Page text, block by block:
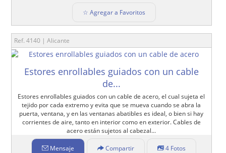
☆ Agregar a Favoritos
Ref. 4140 | Alicante
Estores enrollables guiados con un cable
de...
Estores enrollables guiados con un cable de acero, el cual sujeta el
tejido por cada extremo y evita que se mueva cuando se abra la
puerta, ventana, y en las ventanas abatibles es ideal, o bien si hay
corrientes de aire, tanto en interior como en exterior. Cables de
acero están sujetos al cabezal...
Mensaje Compartir 4 Fotos